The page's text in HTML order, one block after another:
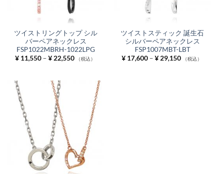
ツイストリングトップ シル
バーペアネックレス
FSP1022MBRH-1022LPG
¥11,550 – ¥22,550価
格
¥ 22,550
（税込）
ツイストスティック 誕生石
シルバーペアネックレス
FSP1007MBT-LBT
¥17,600 – ¥29,150価
格
（税込）